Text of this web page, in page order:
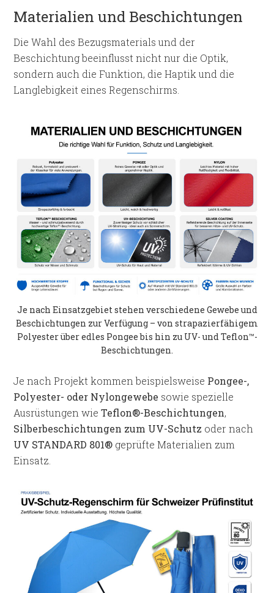
Materialien und Beschichtungen
Die Wahl des Bezugsmaterials und der
Beschichtung beeinflusst nicht nur die Optik,
sondern auch die Funktion, die Haptik und die
Langlebigkeit eines Regenschirms.
Je nach Einsatzgebiet stehen verschiedene Gewebe und
Beschichtungen zur Verfügung – von strapazierfähigem
Polyester über edles Pongee bis hin zu UV- und Teflon™-
Beschichtungen.
Je nach Projekt kommen beispielsweise Pongee-,
Polyester- oder Nylongewebe sowie spezielle
Ausrüstungen wieTeflon®-Beschichtungen,
Silberbeschichtungen zum UV-Schutz oder nach
UV STANDARD 801® geprüfte Materialien zum
Einsatz.